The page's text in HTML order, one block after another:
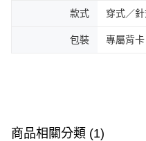
款式 穿式／
包裝 專屬背卡
商品相關分類 (1)